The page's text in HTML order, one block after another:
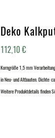
Deko
112,10€
Korngröße 1,5 mm
in Neu- und Altbauten. Dichte:
Weitere Produktdetails finden